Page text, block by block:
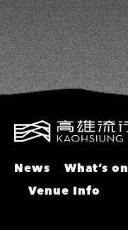
News What’s on
Venue Info